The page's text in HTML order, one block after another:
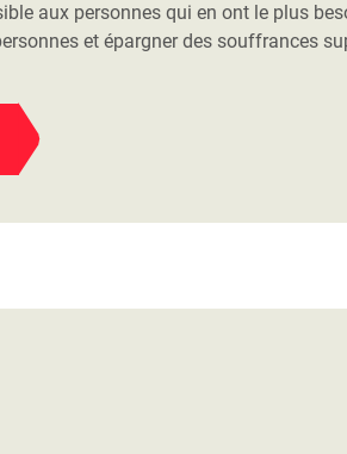
aux personnes qui en ont le plus
et épargner des souffrances